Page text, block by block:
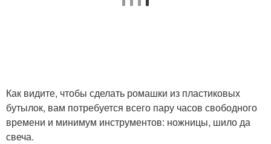
Как видите, чтобы сделать ромашки из пластиковых
бутылок, вам потребуется всего пару часов свободного
времени и минимум инструментов: ножницы, шило да
свеча.